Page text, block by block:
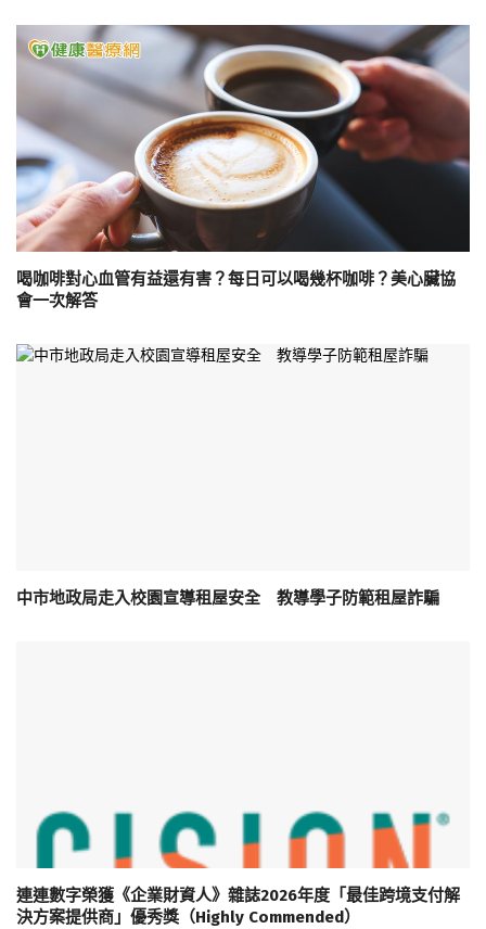
喝咖啡對心血管有益還有害？每日可以喝幾杯咖啡？美心臟協
會一次解答
中市地政局走入校園宣導租屋安全 教導學子防範租屋詐騙
連連數字榮獲《企業財資人》雜誌2026年度「最佳跨境支付解
決方案提供商」優秀獎（Highly Commended）